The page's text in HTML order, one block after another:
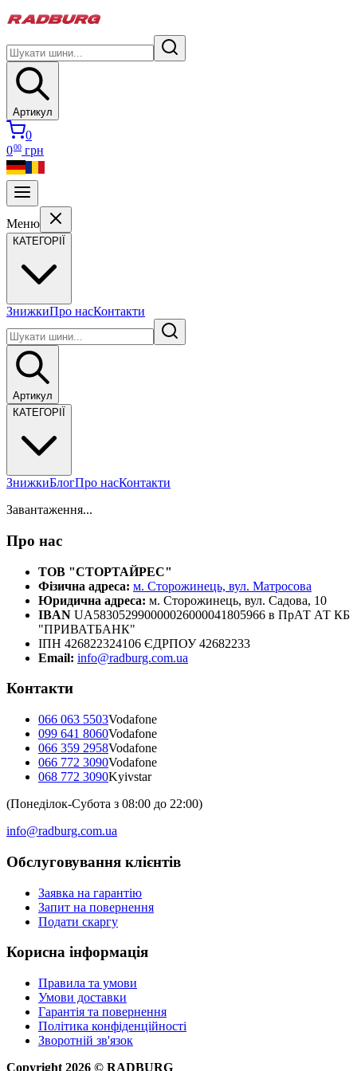
Артикул
0
000 грн
Меню
КАТЕГОРІЇ
ЗнижкиПро насКонтакти
Артикул
КАТЕГОРІЇ
ЗнижкиБлогПро насКонтакти
Завантаження...
Про нас
ТОВ "СТОРТАЙРЕС"
Фізична адреса: м. Сторожинець, вул. Матросова
Юридична адреса: м. Сторожинець, вул. Садова, 10
IBAN UA583052990000026000041805966 в ПрАТ АТ КБ
"ПРИВАТБАНК"
ІПН 426822324106 ЄДРПОУ 42682233
Email: info@radburg.com.ua
Контакти
066 063 5503Vodafone
099 641 8060Vodafone
066 359 2958Vodafone
066 772 3090Vodafone
068 772 3090Kyivstar
(Понеділок-Субота з 08:00 до 22:00)
info@radburg.com.ua
Обслуговування клієнтів
Заявка на гарантію
Запит на повернення
Подати скаргу
Корисна інформація
Правила та умови
Умови доставки
Гарантія та повернення
Політика конфіденційності
Зворотній зв'язок
Copyright 2026 © RADBURG